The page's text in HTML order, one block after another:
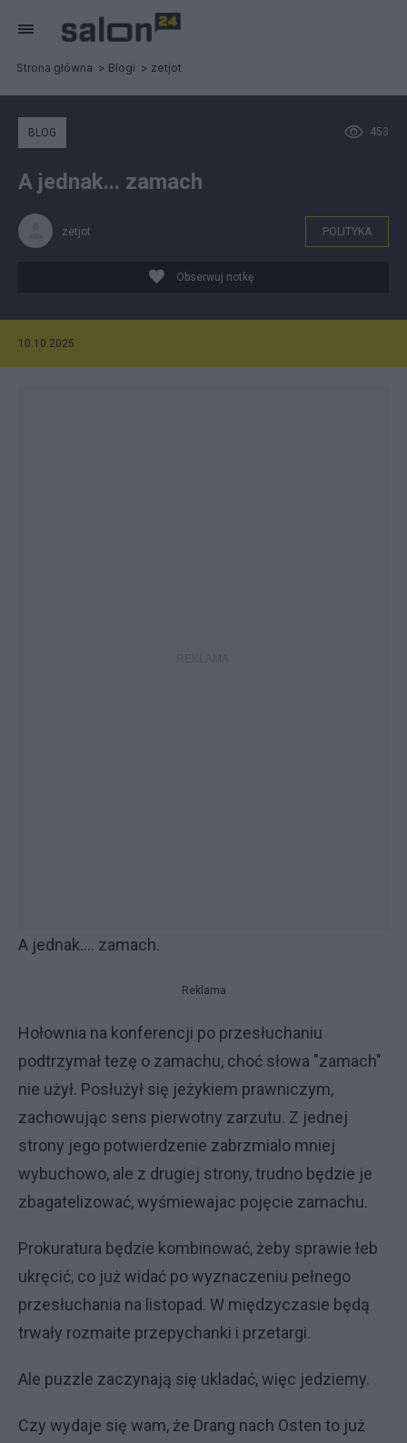
Strona główna Blogi zetjot
453
BLOG
A jednak... zamach
zetjot POLITYKA
Obserwuj notkę
10.10.2025
A jednak.... zamach.
Reklama
Hołownia na konferencji po przesłuchaniu
podtrzymał tezę o zamachu, choć słowa "zamach"
nie użył. Posłużył się jeżykiem prawniczym,
zachowując sens pierwotny zarzutu. Z jednej
strony jego potwierdzenie zabrzmialo mniej
wybuchowo, ale z drugiej strony, trudno będzie je
zbagatelizować, wyśmiewajac pojęcie zamachu.
Prokuratura będzie kombinować, żeby sprawie łeb
ukręcić, co już widać po wyznaczeniu pełnego
przesłuchania na listopad. W międzyczasie będą
trwały rozmaite przepychanki i przetargi.
Ale puzzle zaczynają się ukladać, więc jedziemy.
Czy wydaje się wam, że Drang nach Osten to już